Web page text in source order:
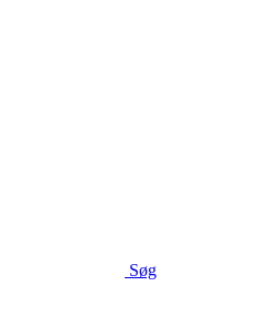
Søg